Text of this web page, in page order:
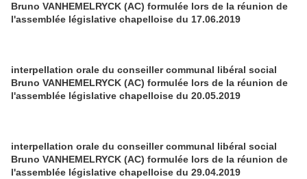
Bruno VANHEMELRYCK (AC) formulée lors de la réunion de
l'assemblée législative chapelloise du 17.06.2019
interpellation orale du conseiller communal libéral social
Bruno VANHEMELRYCK (AC) formulée lors de la réunion de
l'assemblée législative chapelloise du 20.05.2019
interpellation orale du conseiller communal libéral social
Bruno VANHEMELRYCK (AC) formulée lors de la réunion de
l'assemblée législative chapelloise du 29.04.2019